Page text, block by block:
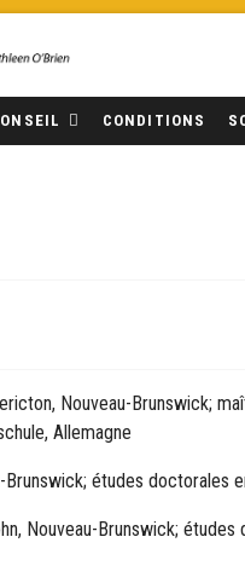
CONDITIONS
Nouveau-Brunswick;
Allemagne
Brunswick; études doctorales
Nouveau-Brunswick;